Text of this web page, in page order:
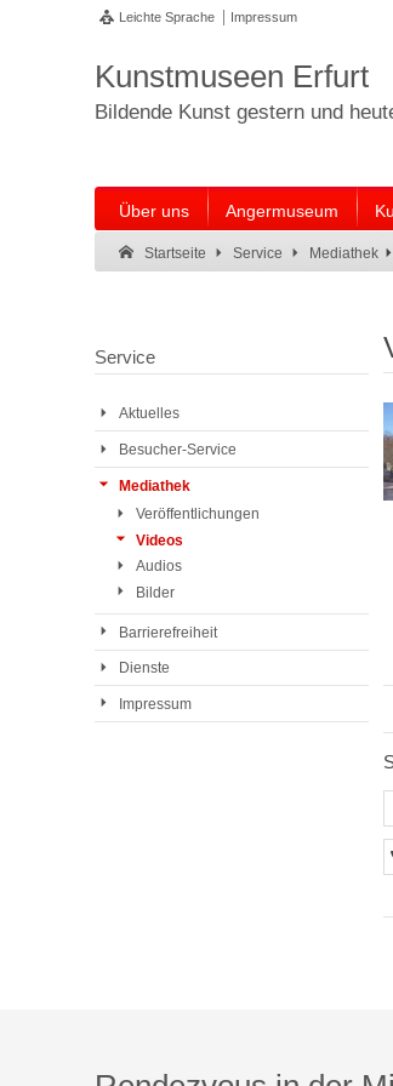
Leichte Sprache Impressum
Kunstmuseen Erfurt
Bildende Kunst gestern und
Über uns Angermuseum
Startseite Service Mediathek
Suche:
Suche Ende.
Service
Aktuelles
Besucher-Service
Mediathek
Veröffentlichungen
Videos
Audios
Bilder
Barrierefreiheit
Dienste
Impressum